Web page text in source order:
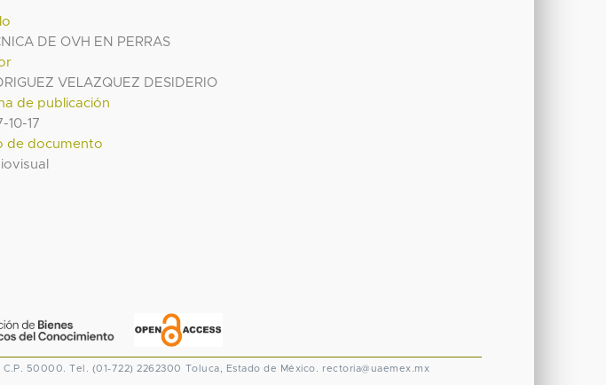
DE OVH EN PERRAS
VELAZQUEZ DESIDERIO
de publicación
10-17
de documento
C.P. 50000. Tel. (01-722) 2262300 Toluca, Estado de México. rectoria@uaemex.mx